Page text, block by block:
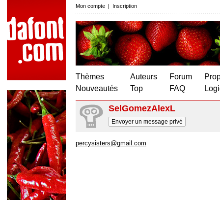
Mon compte | Inscription
Thèmes
Nouveautés
Auteurs
Top
Forum
FAQ
SelGomezAlexL
Envoyer un message privé
percysisters@gmail.com